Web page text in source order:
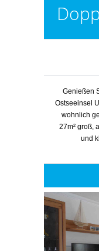
Genießen
Ostseeinsel
wohnlich
27m² groß,
und